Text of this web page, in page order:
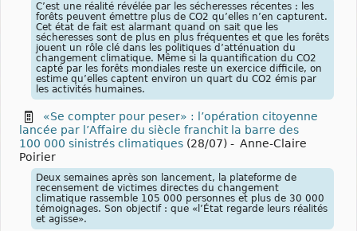
C’est une réalité révélée par les sécheresses récentes : les
forêts peuvent émettre plus de CO2 qu’elles n’en capturent.
Cet état de fait est alarmant quand on sait que les
sécheresses sont de plus en plus fréquentes et que les forêts
jouent un rôle clé dans les politiques d’atténuation du
changement climatique. Même si la quantification du CO2
capté par les forêts mondiales reste un exercice difficile, on
estime qu’elles captent environ un quart du CO2 émis par
les activités humaines.
«Se compter pour peser» : l’opération citoyenne
lancée par l’Affaire du siècle franchit la barre des
100 000 sinistrés climatiques (28/07) - Anne-Claire
Poirier
Deux semaines après son lancement, la plateforme de
recensement de victimes directes du changement
climatique rassemble 105 000 personnes et plus de 30 000
témoignages. Son objectif : que «l’État regarde leurs réalités
et agisse».